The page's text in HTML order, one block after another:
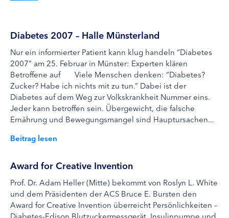
Diabetes 2007 – Halle Münsterland
Nur ein informierter Patient kann klug handeln “Diabetes
2007” am 25. Februar in Münster: Experten klären
Betroffene auf Viele Menschen denken: “Diabetes?
Zucker? Habe ich nichts mit zu tun.” Dabei ist der
Diabetes auf dem Weg zur Volkskrankheit Nummer eins.
Jeder kann betroffen sein. Übergewicht, die falsche
Ernährung und Bewegungsmangel sind Hauptursachen...
Beitrag lesen
Award for Creative Invention
Prof. Dr. Adam Heller (Mitte) bekommt von Roslyn L. White
und dem Präsidenten der ACS Bruce E. Bursten den
Award for Creative Invention überreicht Persönlichkeiten –
Diabetes-Edison Blutzuckermessgerät, Insulinpumpe und